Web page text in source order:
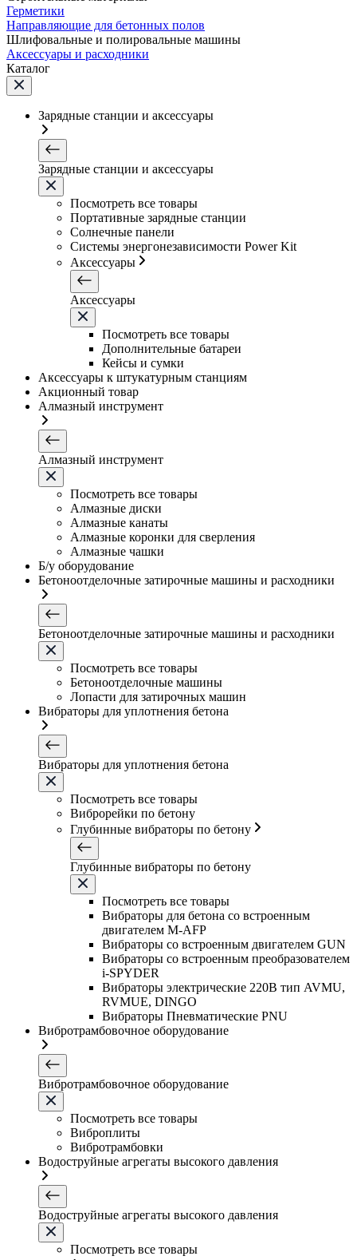
Герметики
Направляющие для бетонных полов
Шлифовальные и полировальные машины
Аксессуары и расходники
Каталог
Зарядные станции и аксессуары
Зарядные станции и аксессуары
Посмотреть все товары
Портативные зарядные станции
Солнечные панели
Системы энергонезависимости Power Kit
Аксессуары
Аксессуары
Посмотреть все товары
Дополнительные батареи
Кейсы и сумки
Аксессуары к штукатурным станциям
Акционный товар
Алмазный инструмент
Алмазный инструмент
Посмотреть все товары
Алмазные диски
Алмазные канаты
Алмазные коронки для сверления
Алмазные чашки
Б/у оборудование
Бетоноотделочные затирочные машины и расходники
Бетоноотделочные затирочные машины и расходники
Посмотреть все товары
Бетоноотделочные машины
Лопасти для затирочных машин
Вибраторы для уплотнения бетона
Вибраторы для уплотнения бетона
Посмотреть все товары
Виброрейки по бетону
Глубинные вибраторы по бетону
Глубинные вибраторы по бетону
Посмотреть все товары
Вибраторы для бетона со встроенным
двигателем M-AFP
Вибраторы со встроенным двигателем GUN
Вибраторы со встроенным преобразователем
i-SPYDER
Вибраторы электрические 220B тип AVMU,
RVMUE, DINGO
Вибраторы Пневматические PNU
Вибротрамбовочное оборудование
Вибротрамбовочное оборудование
Посмотреть все товары
Виброплиты
Вибротрамбовки
Водоструйные агрегаты высокого давления
Водоструйные агрегаты высокого давления
Посмотреть все товары